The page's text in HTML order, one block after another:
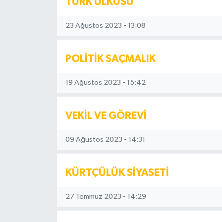
23 Ağustos 2023 - 13:08
POLİTİK SAÇMALIK
19 Ağustos 2023 - 15:42
VEKİL VE GÖREVİ
09 Ağustos 2023 - 14:31
KÜRTÇÜLÜK SİYASETİ
27 Temmuz 2023 - 14:29